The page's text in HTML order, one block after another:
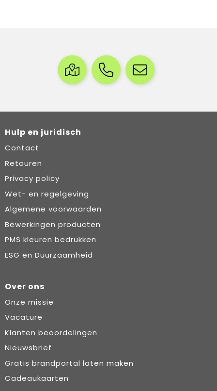
Hulp en juridisch
Contact
Retouren
Privacy policy
Wet- en regelgeving
Algemene voorwaarden
Bewerkingen producten
PMS kleuren bedrukken
ESG en Duurzaamheid
Over ons
Onze missie
Vacature
Klanten beoordelingen
Nieuwsbrief
Gratis brandportal laten maken
Cadeaukaarten